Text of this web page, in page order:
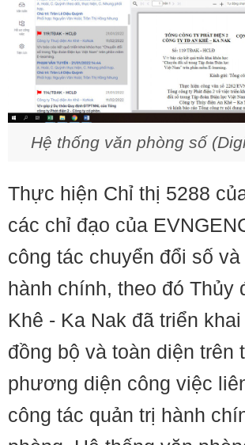
Hệ thống văn phòng số
Thực hiện Chỉ thị 5288
các chỉ đạo của
công tác chuyển đổi số
hành chính, theo đó Thủy
Khê - Ka Nak đã triển
đồng bộ và toàn diện trên
phương diện công việc
công tác quản trị hành